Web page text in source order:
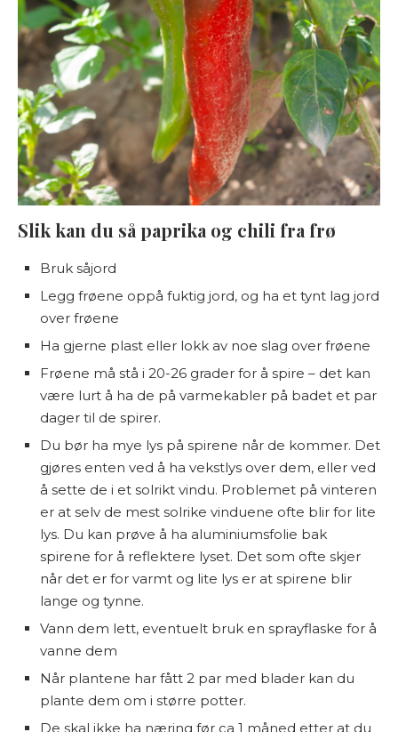
Slik kan du så paprika og chili fra frø
Bruk såjord
Legg frøene oppå fuktig jord, og ha et tynt lag jord
over frøene
Ha gjerne plast eller lokk av noe slag over frøene
Frøene må stå i 20-26 grader for å spire – det kan
være lurt å ha de på varmekabler på badet et par
dager til de spirer.
Du bør ha mye lys på spirene når de kommer. Det
gjøres enten ved å ha vekstlys over dem, eller ved
å sette de i et solrikt vindu. Problemet på vinteren
er at selv de mest solrike vinduene ofte blir for lite
lys. Du kan prøve å ha aluminiumsfolie bak
spirene for å reflektere lyset. Det som ofte skjer
når det er for varmt og lite lys er at spirene blir
lange og tynne.
Vann dem lett, eventuelt bruk en sprayflaske for å
vanne dem
Når plantene har fått 2 par med blader kan du
plante dem om i større potter.
De skal ikke ha næring før ca 1 måned etter at du